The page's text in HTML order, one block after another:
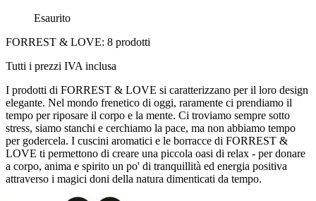
Esaurito
FORREST & LOVE: 8 prodotti
Tutti i prezzi IVA inclusa
I prodotti di FORREST & LOVE si caratterizzano per il loro design
elegante. Nel mondo frenetico di oggi, raramente ci prendiamo il
tempo per riposare il corpo e la mente. Ci troviamo sempre sotto
stress, siamo stanchi e cerchiamo la pace, ma non abbiamo tempo
per godercela. I cuscini aromatici e le borracce di FORREST &
LOVE ti permettono di creare una piccola oasi di relax - per donare
a corpo, anima e spirito un po' di tranquillità ed energia positiva
attraverso i magici doni della natura dimenticati da tempo.